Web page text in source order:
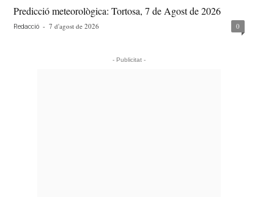
Predicció meteorològica: Tortosa, 7 de Agost de 2026
Redacció - 7 d'agost de 2026 0
- Publicitat -